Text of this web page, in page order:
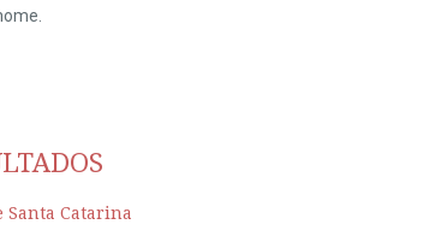
Santa Catarina